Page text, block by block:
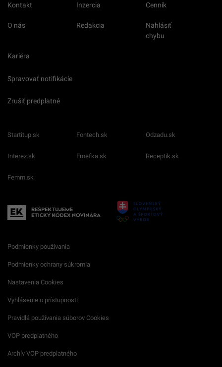
Kontakt Inzercia Cenník
O nás Redakcia
Nahlásiť
chybu
Kariéra
Spravovať notifikácie
Zrušiť predplatné
Startitup.sk Fontech.sk Odzadu.sk
Interez.sk Emefka.sk Receptik.sk
Femm.sk
Podmienky používania
Podmienky ochrany súkromia
Nastavenia Cookies
Vyhlásenie o prístupnosti
Pravidlá používania súborov Cookies
VOP predplatného
Archív VOP predplatného